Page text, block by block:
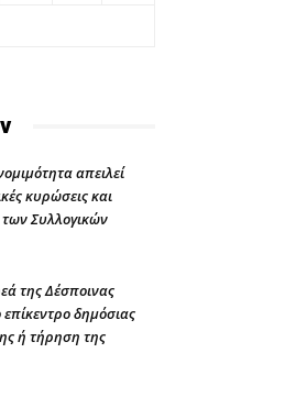
απειλεί
κυρώσεις και
Συλλογικών
της Δέσποινας
δημόσιας
ή τήρηση της